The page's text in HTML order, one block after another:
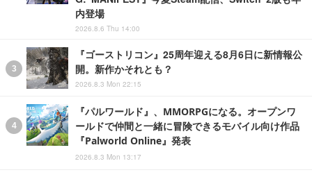
内登場
2026.8.6 Thu 14:00
『ゴーストリコン』25周年迎える8月6日に新情報公
開。新作かそれとも？
2026.8.3 Mon 22:15
『パルワールド』、MMORPGになる。オープンワ
ールドで仲間と一緒に冒険できるモバイル向け作品
『Palworld Online』発表
2026.8.3 Mon 13:17